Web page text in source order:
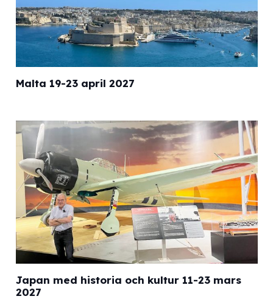
Malta 19-23 april 2027
Japan med historia och kultur 11-23 mars
2027